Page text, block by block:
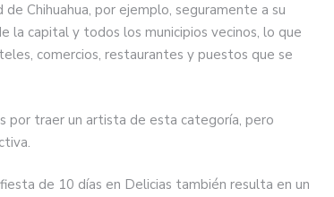
Chihuahua, por ejemplo, seguramente a su
la capital y todos los municipios vecinos, lo que
comercios, restaurantes y puestos que se
por traer un artista de esta categoría, pero
de 10 días en Delicias también resulta en un